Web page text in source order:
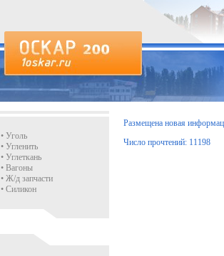
• Уголь
• Угленить
• Углеткань
• Вагоны
• Ж/д запчасти
• Силикон
Размещена новая
Число прочтений: 11198